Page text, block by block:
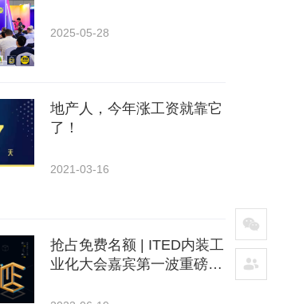
2025-05-28
地产人，今年涨工资就靠它
了！
2021-03-16
抢占免费名额 | ITED内装工
业化大会嘉宾第一波重磅来